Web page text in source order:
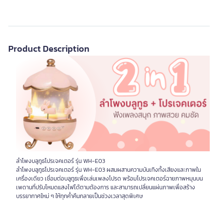
Product Description
ลำโพงบลูทูธโปรเจคเตอร์ รุ่น WH-E03
ลำโพงบลูทูธโปรเจคเตอร์ รุ่น WH-E03 ผสมผสานความบันเทิงทั้งเสียงและภาพใน
เครื่องเดียว เชื่อมต่อบลูทูธเพื่อเล่นเพลงโปรด พร้อมโปรเจคเตอร์ฉายภาพหมุนบน
เพดานที่ปรับโหมดแสงไฟได้ตามต้องการ และสามารถเปลี่ยนแผ่นภาพเพื่อสร้าง
บรรยากาศใหม่ ๆ ให้ทุกค่ำคืนกลายเป็นช่วงเวลาสุดพิเศษ